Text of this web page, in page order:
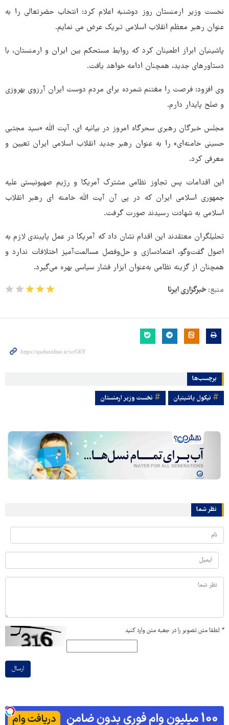
نخست وزیر ارمنستان روز دوشنبه اعلام کرد: انتخاب حضرتعالی را به
عنوان رهبر معظم انقلاب اسلامی تبریک عرض می نمایم.
پاشینیان ابراز اطمینان کرد که روابط مستحکم بین ایران و ارمنستان، با
دستاورهای جدید، همچنان ادامه خواهد یافت.
وی افزود: فرصت را مغتنم شمرده برای مردم دوست ایران آرزوی بهروزی
و صلح پایدار دارم.
مجلس خبرگان رهبری سحرگاه امروز در بیانیه ای، آیت الله «سید مجتبی
حسینی خامنه‌ای» را به عنوان رهبر جدید انقلاب اسلامی ایران تعیین و
معرفی کرد.
این اقدامات پس تجاوز نظامی مشترک آمریکا و رژیم صهیونیستی علیه
جمهوری اسلامی ایران که در پی آن آیت الله خامنه ای رهبر انقلاب
اسلامی به شهادت رسیدند صورت گرفت.
تحلیلگران معتقدند این اقدام نشان داد که آمریکا در عمل پایبندی لازم به
اصول گفت‌وگو، اعتمادسازی و حل‌وفصل مسالمت‌آمیز اختلافات ندارد و
همچنان از گزینه نظامی به‌عنوان ابزار فشار سیاسی بهره می‌گیرد.
منبع: خبرگزاری ایرنا
برچسب‌ها
نیکول پاشینیان نخست وزیر ارمنستان
نظر شما
* لطفا متن تصویر را در جعبه متن وارد کنید
ارسال